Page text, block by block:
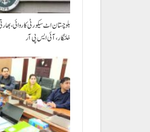
خلنگار،آئی ایس پی آر